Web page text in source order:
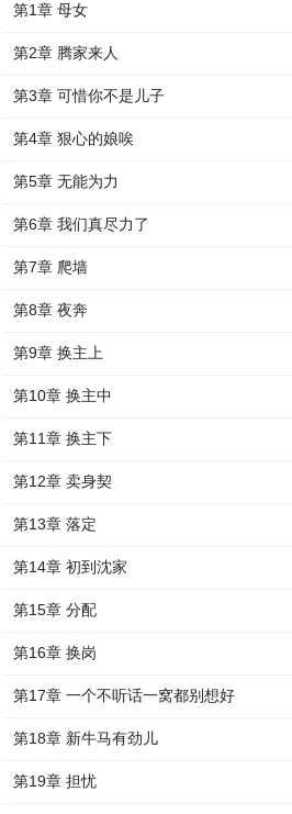
第1章 母女
第2章 腾家来人
第3章 可惜你不是儿子
第4章 狠心的娘唉
第5章 无能为力
第6章 我们真尽力了
第7章 爬墙
第8章 夜奔
第9章 换主上
第10章 换主中
第11章 换主下
第12章 卖身契
第13章 落定
第14章 初到沈家
第15章 分配
第16章 换岗
第17章 一个不听话一窝都别想好
第18章 新牛马有劲儿
第19章 担忧